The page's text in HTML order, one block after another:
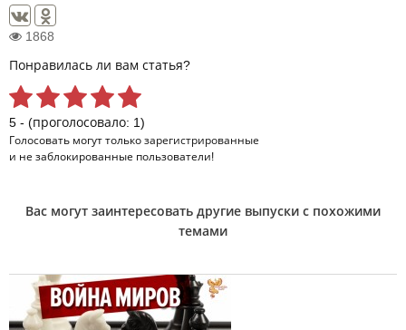
1868
Понравилась ли вам статья?
5 - (проголосовало: 1)
Голосовать могут только зарегистрированные
и не заблокированные пользователи!
Вас могут заинтересовать другие выпуски с похожими
темами